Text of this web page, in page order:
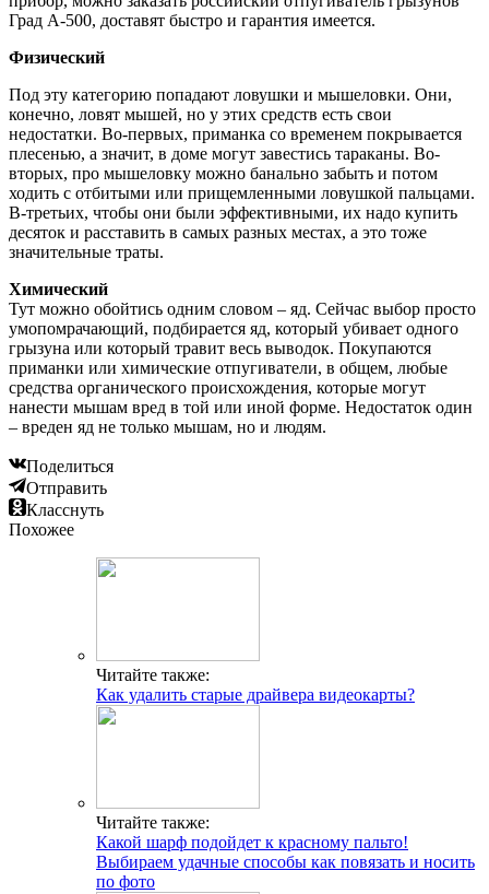
Град А-500, доставят быстро и гарантия имеется.
Физический
Под эту категорию попадают ловушки и мышеловки. Они,
конечно, ловят мышей, но у этих средств есть свои
недостатки. Во-первых, приманка со временем покрывается
плесенью, а значит, в доме могут завестись тараканы. Во-
вторых, про мышеловку можно банально забыть и потом
ходить с отбитыми или прищемленными ловушкой пальцами.
В-третьих, чтобы они были эффективными, их надо купить
десяток и расставить в самых разных местах, а это тоже
значительные траты.
Химический
Тут можно обойтись одним словом – яд. Сейчас выбор просто
умопомрачающий, подбирается яд, который убивает одного
грызуна или который травит весь выводок. Покупаются
приманки или химические отпугиватели, в общем, любые
средства органического происхождения, которые могут
нанести мышам вред в той или иной форме. Недостаток один
– вреден яд не только мышам, но и людям.
Поделиться
Отправить
Класснуть
Похожее
Читайте также:
Как удалить старые драйвера видеокарты?
Читайте также:
Какой шарф подойдет к красному пальто!
Выбираем удачные способы как повязать и носить
по фото